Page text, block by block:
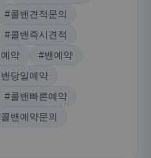
#콜밴견적문의
#콜밴즉시견적
약
#밴예약
당일예약
#콜밴빠른예약
밴예약문의